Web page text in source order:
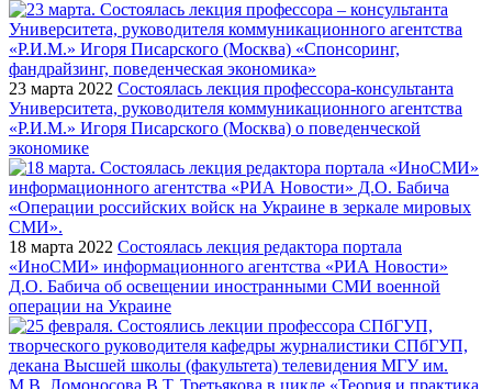
23 марта 2022 Состоялась лекция профессора-консультанта
Университета, руководителя коммуникационного агентства
«Р.И.М.» Игоря Писарского (Москва) о поведенческой
экономике
18 марта 2022 Состоялась лекция редактора портала
«ИноСМИ» информационного агентства «РИА Новости»
Д.О. Бабича об освещении иностранными СМИ военной
операции на Украине